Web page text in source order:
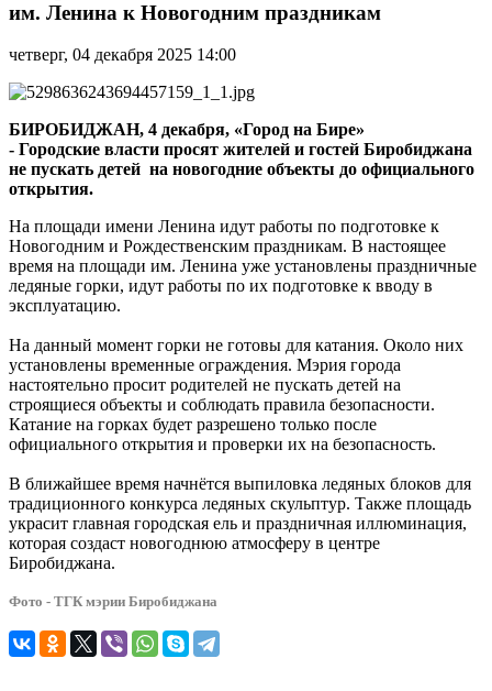
началась
подготовка
им.
Ленина
к
Новогодним
праздникам
им. Ленина к Новогодним праздникам
четверг, 04 декабря 2025 14:00
БИРОБИДЖАН, 4 декабря, «Город на Бире»
- Городские власти просят жителей и гостей Биробиджана
не пускать детей на новогодние объекты до официального
открытия.
На площади имени Ленина идут работы по подготовке к
Новогодним и Рождественским праздникам. В настоящее
время на площади им. Ленина уже установлены праздничные
ледяные горки, идут работы по их подготовке к вводу в
эксплуатацию.
На данный момент горки не готовы для катания. Около них
установлены временные ограждения. Мэрия города
настоятельно просит родителей не пускать детей на
строящиеся объекты и соблюдать правила безопасности.
Катание на горках будет разрешено только после
официального открытия и проверки их на безопасность.
В ближайшее время начнётся выпиловка ледяных блоков для
традиционного конкурса ледяных скульптур. Также площадь
украсит главная городская ель и праздничная иллюминация,
которая создаст новогоднюю атмосферу в центре
Биробиджана.
Фото - ТГК мэрии Биробиджана